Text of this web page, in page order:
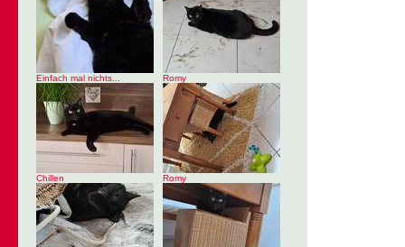
Einfach mal nichts... Romy
Chillen Romy